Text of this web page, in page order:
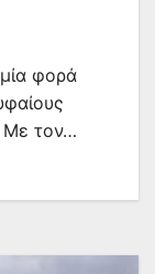
φορά
Με τον…